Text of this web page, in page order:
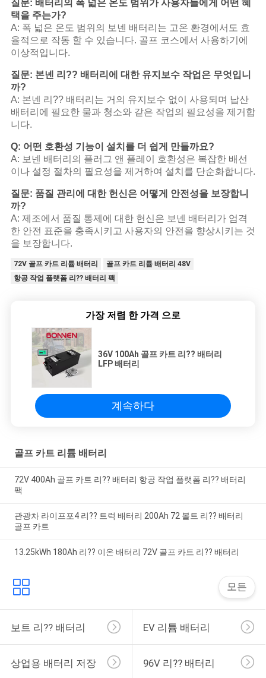
질문: 배터리의 폭 넓은 온도 범위가 사용자들에게 어떤 혜
택을 주는가?
A: 폭 넓은 온도 범위의 보넨 배터리는 고온 환경에서도 효
율적으로 작동 할 수 있습니다. 골프 코스에서 사용하기에
이상적입니다.
질문: 본넨 리?? 배터리에 대한 유지보수 작업은 무엇입니
까?
A: 본넨 리?? 배터리는 거의 유지보수 없이 사용되며 납산
배터리에 필요한 물과 청소와 같은 작업의 필요성을 제거합
니다.
Q: 어떤 호환성 기능이 설치를 더 쉽게 만들까요?
A: 보넨 배터리의 플러그 앤 플레이 호환성은 복잡한 배선
이나 설정 절차의 필요성을 제거하여 설치를 단순화합니다.
질문: 품질 관리에 대한 헌신은 어떻게 안전성을 보장합니
까?
A: 제조에서 품질 통제에 대한 헌신은 보넨 배터리가 엄격
한 안전 표준을 충족시키고 사용자의 안전을 향상시키는 것
을 보장합니다.
72V 골프 카트 리튬 배터리
골프 카트 리튬 배터리 48V
항공 작업 플랫폼 리?? 배터리 팩
가장 저렴 한 가격 으로
36V 100Ah 골프 카트 리?? 배터리
LFP 배터리
계속하다
골프 카트 리튬 배터리
72V 400Ah 골프 카트 리?? 배터리 항공 작업 플랫폼 리?? 배터리
팩
관광차 라이프포4 리?? 트럭 배터리 200Ah 72 볼트 리?? 배터리
골프 카트
13.25kWh 180Ah 리?? 이온 배터리 72V 골프 카트 리?? 배터리
모든
보트 리?? 배터리 EV 리튬 배터리
상업용 배터리 저장 96V 리?? 배터리